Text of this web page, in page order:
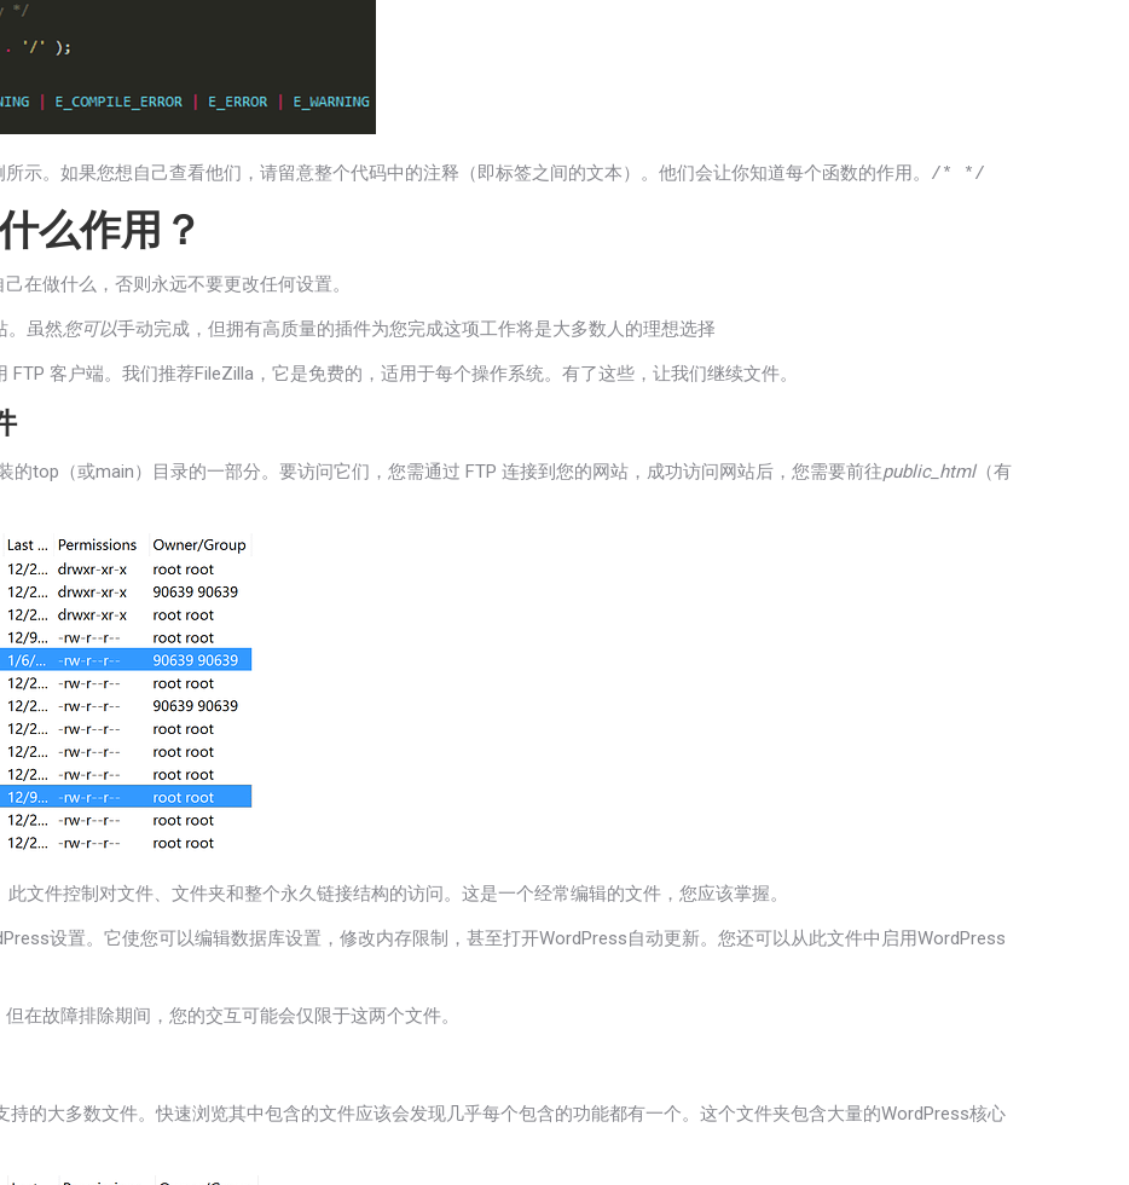
示。如果您想自己查看他们，请留意整个代码中的注释（即标签之间的文本）。他们会让你知道每个函数的作用。 /* */
么作用？
在做什么，否则永远不要更改任何设置。
。虽然您可以手动完成，但拥有高质量的插件为您完成这项工作将是大多数人的理想选择
客户端。我们推荐FileZilla，它是免费的，适用于每个操作系统。有了这些，让我们继续文件。
的top（或main）目录的一部分。要访问它们，您需通过 FTP 连接到您的网站，成功访问网站后，您需要前往public_html（有
此文件控制对文件、文件夹和整个永久链接结构的访问。这是一个经常编辑的文件，您应该掌握。
设置。它使您可以编辑数据库设置，修改内存限制，甚至打开WordPress自动更新。您还可以从此文件中启用WordPress
在故障排除期间，您的交互可能会仅限于这两个文件。
的大多数文件。快速浏览其中包含的文件应该会发现几乎每个包含的功能都有一个。这个文件夹包含大量的WordPress核心